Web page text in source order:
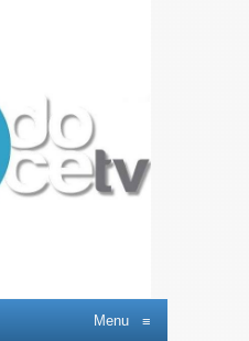
Menu ≡